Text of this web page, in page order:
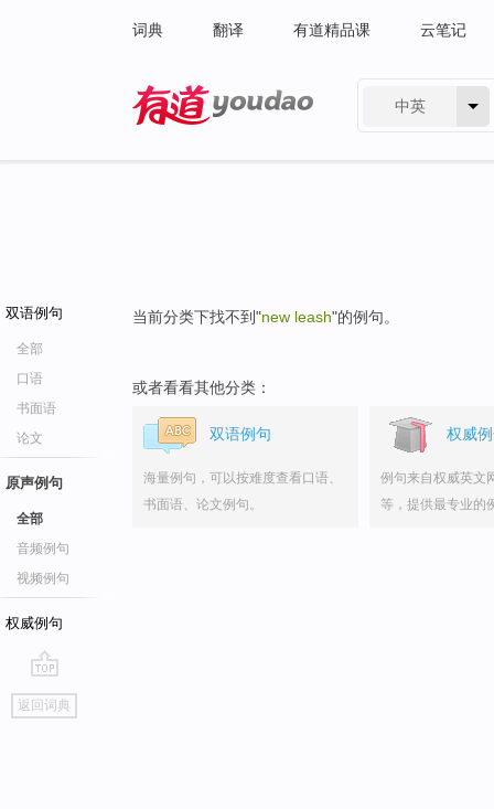
词典 翻译 有道精品课 云笔记
中英
双语例句
全部
口语
书面语
论文
原声例句
全部
音频例句
视频例句
权威例句
go
top
返回词典
当前分类下找不到"new leash"的例句。
或者看看其他分类：
双语例句
海量例句，可以按难度查看口语、
书面语、论文例句。
权威
例句来自权威英文
等，提供最专业的